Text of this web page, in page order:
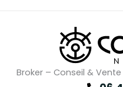
Broker – Conseil &